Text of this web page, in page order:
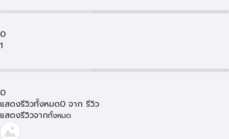
0
1
0
แสดงรีวิวทั้งหมด0 จาก รีวิว
แสดงรีวิวจากทั้งหมด